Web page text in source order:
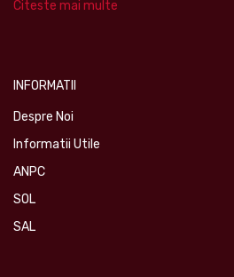
Citeste mai multe
INFORMATII
Despre Noi
Informatii Utile
ANPC
SOL
SAL